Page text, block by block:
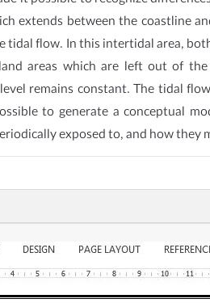
extends between the coastline
tidal flow. In this intertidal area,
areas which are left out of
remains constant. The tidal
to generate a conceptual
exposed to, and how they